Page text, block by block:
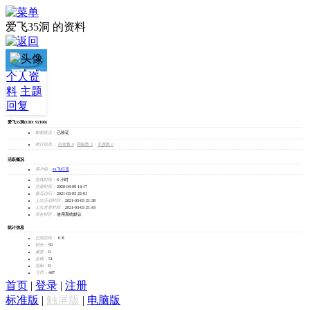
爱飞35洞 的资料
爱飞
35洞
个人资
料 主题
回复
爱飞35洞(UID: 92100)
邮箱状态： 已验证
统计信息： 好友数 0 回帖数 8 主题数 0
活跃概况
用户组： F1飞行员
在线时间： 6 小时
注册时间： 2020-04-09 14:17
最后访问： 2021-03-03 22:01
上次活动时间： 2021-03-03 21:38
上次发表时间： 2021-03-03 21:43
所在时区： 使用系统默认
统计信息
已用空间：
0 B
积分： 59
威望： 0
金钱： 51
贡献： 0
飞币： 447
首页 | 登录 | 注册
标准版 | 触屏版 | 电脑版